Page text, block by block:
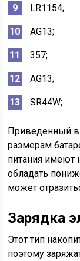
LR1154;
AG13;
357;
AG13;
SR44W;
Приведенный
размерам
питания имеют
обладать
может
Зарядка
Этот тип
поэтому